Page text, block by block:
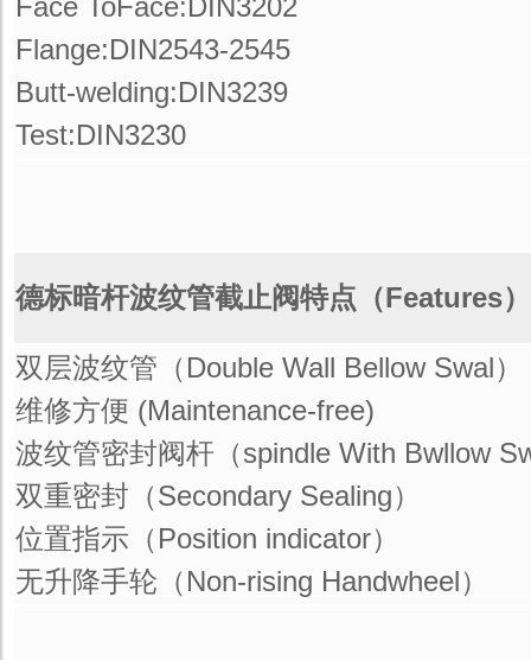
Face ToFace:DIN3202
Flange:DIN2543-2545
Butt-welding:DIN3239
Test:DIN3230
德标暗杆波纹管截止阀特点（Features
双层波纹管（Double Wall Bellow Swal）
维修方便 (Maintenance-free)
波纹管密封阀杆（spindle With Bwllow
双重密封（Secondary Sealing）
位置指示（Position indicator）
无升降手轮（Non-rising Handwheel）